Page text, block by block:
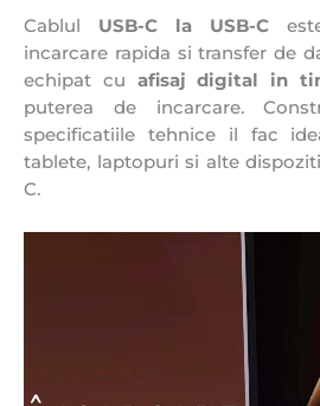
metru,
Negru/Gri
Cablul USB-C la USB-C
incarcare rapida si transfer de
echipat cu afisaj digital in
puterea de incarcare.
specificatiile tehnice il fac
tablete, laptopuri si alte
C.